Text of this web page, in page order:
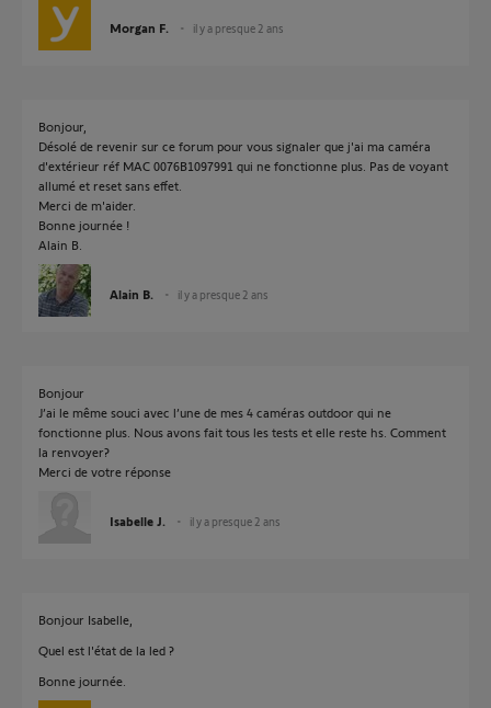
Morgan F. il y a presque 2 ans
Bonjour,
Désolé de revenir sur ce forum pour vous signaler que j'ai ma caméra
d'extérieur réf MAC 0076B1097991 qui ne fonctionne plus. Pas de voyant
allumé et reset sans effet.
Merci de m'aider.
Bonne journée !
Alain B.
Alain B. il y a presque 2 ans
Bonjour
J’ai le même souci avec l’une de mes 4 caméras outdoor qui ne
fonctionne plus. Nous avons fait tous les tests et elle reste hs. Comment
la renvoyer?
Merci de votre réponse
Isabelle J. il y a presque 2 ans
Bonjour Isabelle,
Quel est l'état de la led ?
Bonne journée.